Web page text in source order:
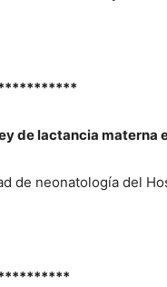
de lactancia materna
de neonatología del